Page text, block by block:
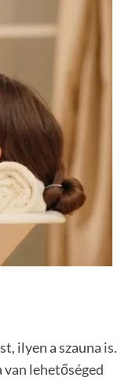
ilyen a szauna is.
van lehetőséged